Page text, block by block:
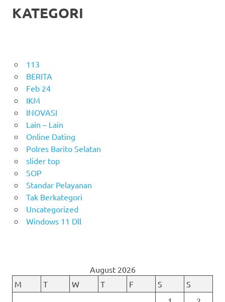
KATEGORI
113
BERITA
Feb 24
IKM
INOVASI
Lain – Lain
Online Dating
Polres Barito Selatan
slider top
SOP
Standar Pelayanan
Tak Berkategori
Uncategorized
Windows 11 Dll
August 2026
M
T W T F S
S